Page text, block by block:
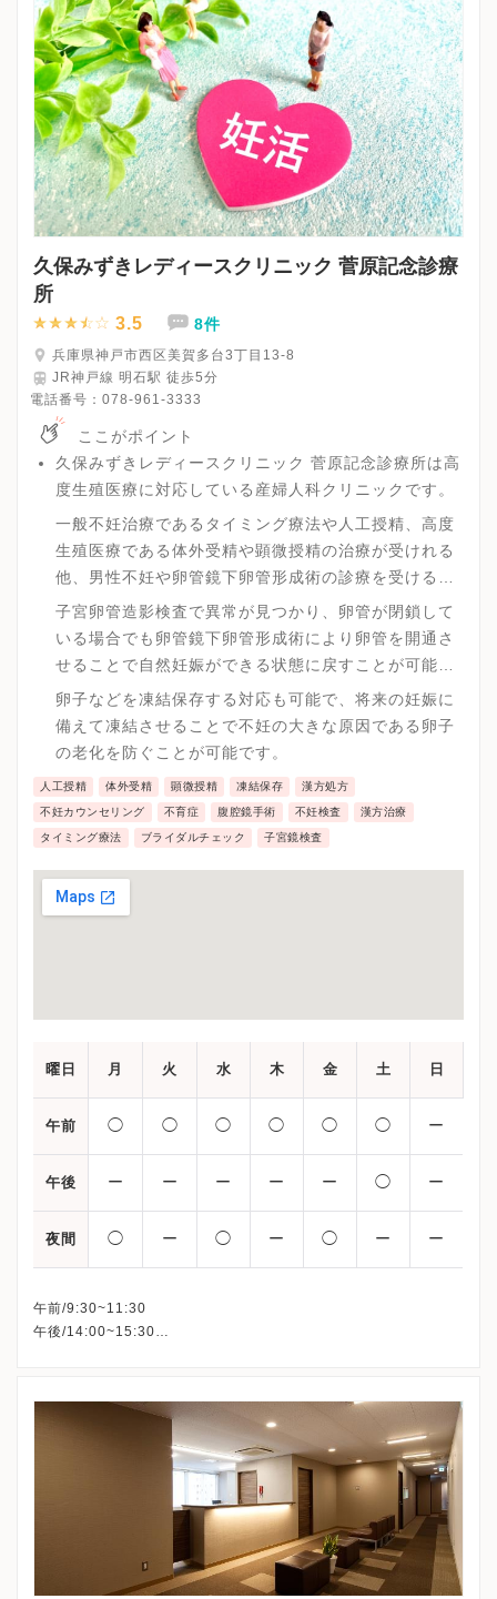
久保みずきレディースクリニック 菅原記念診療
所
3.5 8件
兵庫県神戸市西区美賀多台3丁目13-8
JR神戸線 明石駅 徒歩5分
電話番号： 078-961-3333
ここがポイント
久保みずきレディースクリニック 菅原記念診療所は高
度生殖医療に対応している産婦人科クリニックです。
一般不妊治療であるタイミング療法や人工授精、高度
生殖医療である体外受精や顕微授精の治療が受けれる
他、男性不妊や卵管鏡下卵管形成術の診療を受けるこ
とが可能です。
子宮卵管造影検査で異常が見つかり、卵管が閉鎖して
いる場合でも卵管鏡下卵管形成術により卵管を開通さ
せることで自然妊娠ができる状態に戻すことが可能で
す。
卵子などを凍結保存する対応も可能で、将来の妊娠に
備えて凍結させることで不妊の大きな原因である卵子
の老化を防ぐことが可能です。
人工授精 体外受精 顕微授精 凍結保存 漢方処方
不妊カウンセリング 不育症 腹腔鏡手術 不妊検査 漢方治療
タイミング療法 ブライダルチェック 子宮鏡検査
曜日 月 火 水 木 金 土 日
午前 ◯ ◯ ◯ ◯ ◯ ◯ ー
午後 ー ー ー ー ー ◯ ー
夜間 ◯ ー ◯ ー ◯ ー ー
午前/9:30~11:30
午後/14:00~15:30